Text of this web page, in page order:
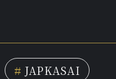
# JAPKASAI